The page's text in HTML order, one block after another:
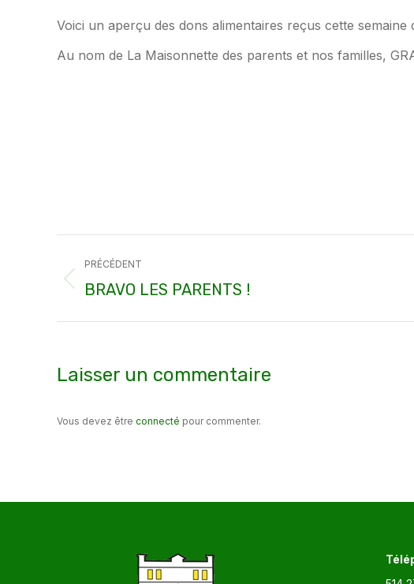
Voici un aperçu des dons alimentaires reçus cette semaine
Au nom de La Maisonnette des parents et nos familles,
Navigation
article
PRÉCÉDENT
Article
BRAVO LES PARENTS !
Laisser un commentaire
Vous devez être connecté pour commenter.